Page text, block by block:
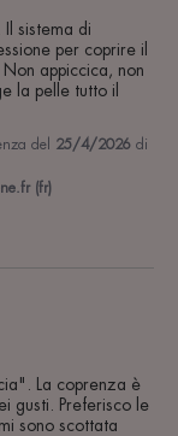
sistema di
per coprire il
appiccica, non
la pelle tutto il
del 25/4/2026 di
(fr)
La coprenza è
gusti. Preferisco le
sono scottata